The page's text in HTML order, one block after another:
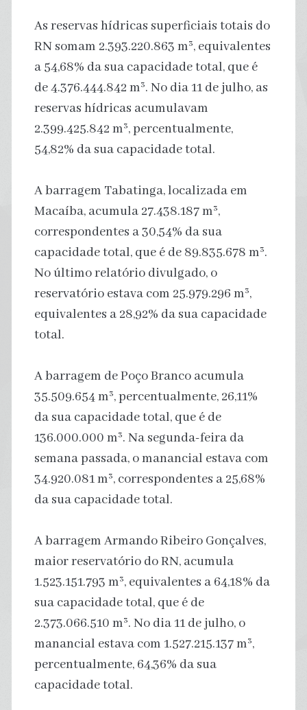
As reservas hídricas superficiais totais do
RN somam 2.393.220.863 m³, equivalentes
a 54,68% da sua capacidade total, que é
de 4.376.444.842 m³. No dia 11 de julho, as
reservas hídricas acumulavam
2.399.425.842 m³, percentualmente,
54,82% da sua capacidade total.
A barragem Tabatinga, localizada em
Macaíba, acumula 27.438.187 m³,
correspondentes a 30,54% da sua
capacidade total, que é de 89.835.678 m³.
No último relatório divulgado, o
reservatório estava com 25.979.296 m³,
equivalentes a 28,92% da sua capacidade
total.
A barragem de Poço Branco acumula
35.509.654 m³, percentualmente, 26,11%
da sua capacidade total, que é de
136.000.000 m³. Na segunda-feira da
semana passada, o manancial estava com
34.920.081 m³, correspondentes a 25,68%
da sua capacidade total.
A barragem Armando Ribeiro Gonçalves,
maior reservatório do RN, acumula
1.523.151.793 m³, equivalentes a 64,18% da
sua capacidade total, que é de
2.373.066.510 m³. No dia 11 de julho, o
manancial estava com 1.527.215.137 m³,
percentualmente, 64,36% da sua
capacidade total.